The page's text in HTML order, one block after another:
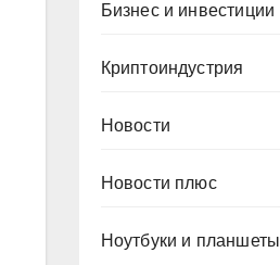
Бизнес и инвестиции
Криптоиндустрия
Новости
Новости плюс
Ноутбуки и планшеты